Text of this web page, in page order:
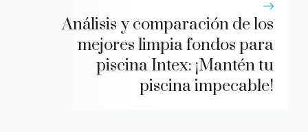
Análisis y comparación de los
mejores limpia fondos para
piscina Intex: ¡Mantén tu
piscina impecable!